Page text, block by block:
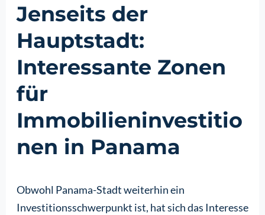
Jenseits der
Hauptstadt:
Interessante Zonen
für
Immobilieninvestitio
nen in Panama
Obwohl Panama-Stadt weiterhin ein
Investitionsschwerpunkt ist, hat sich das Interesse